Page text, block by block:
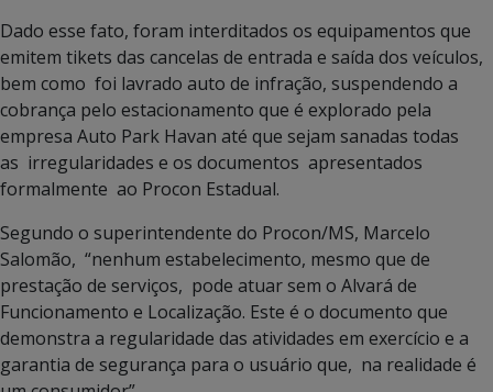
Dado esse fato, foram interditados os equipamentos que
emitem tikets das cancelas de entrada e saída dos veículos,
bem como foi lavrado auto de infração, suspendendo a
cobrança pelo estacionamento que é explorado pela
empresa Auto Park Havan até que sejam sanadas todas
as irregularidades e os documentos apresentados
formalmente ao Procon Estadual.
Segundo o superintendente do Procon/MS, Marcelo
Salomão, “nenhum estabelecimento, mesmo que de
prestação de serviços, pode atuar sem o Alvará de
Funcionamento e Localização. Este é o documento que
demonstra a regularidade das atividades em exercício e a
garantia de segurança para o usuário que, na realidade é